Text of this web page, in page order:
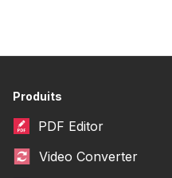
Produits
PDF Editor
Video Converter